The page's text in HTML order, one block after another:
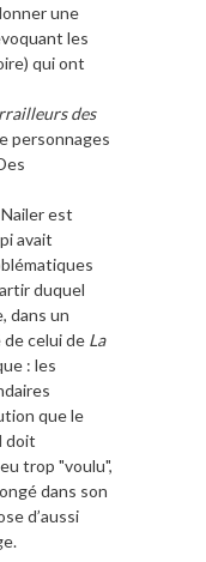
une
les
qui ont
des
personnages
est
avait
duquel
dans un
celui de La
: les
que le
doit
trop "voulu",
dans son
d’aussi